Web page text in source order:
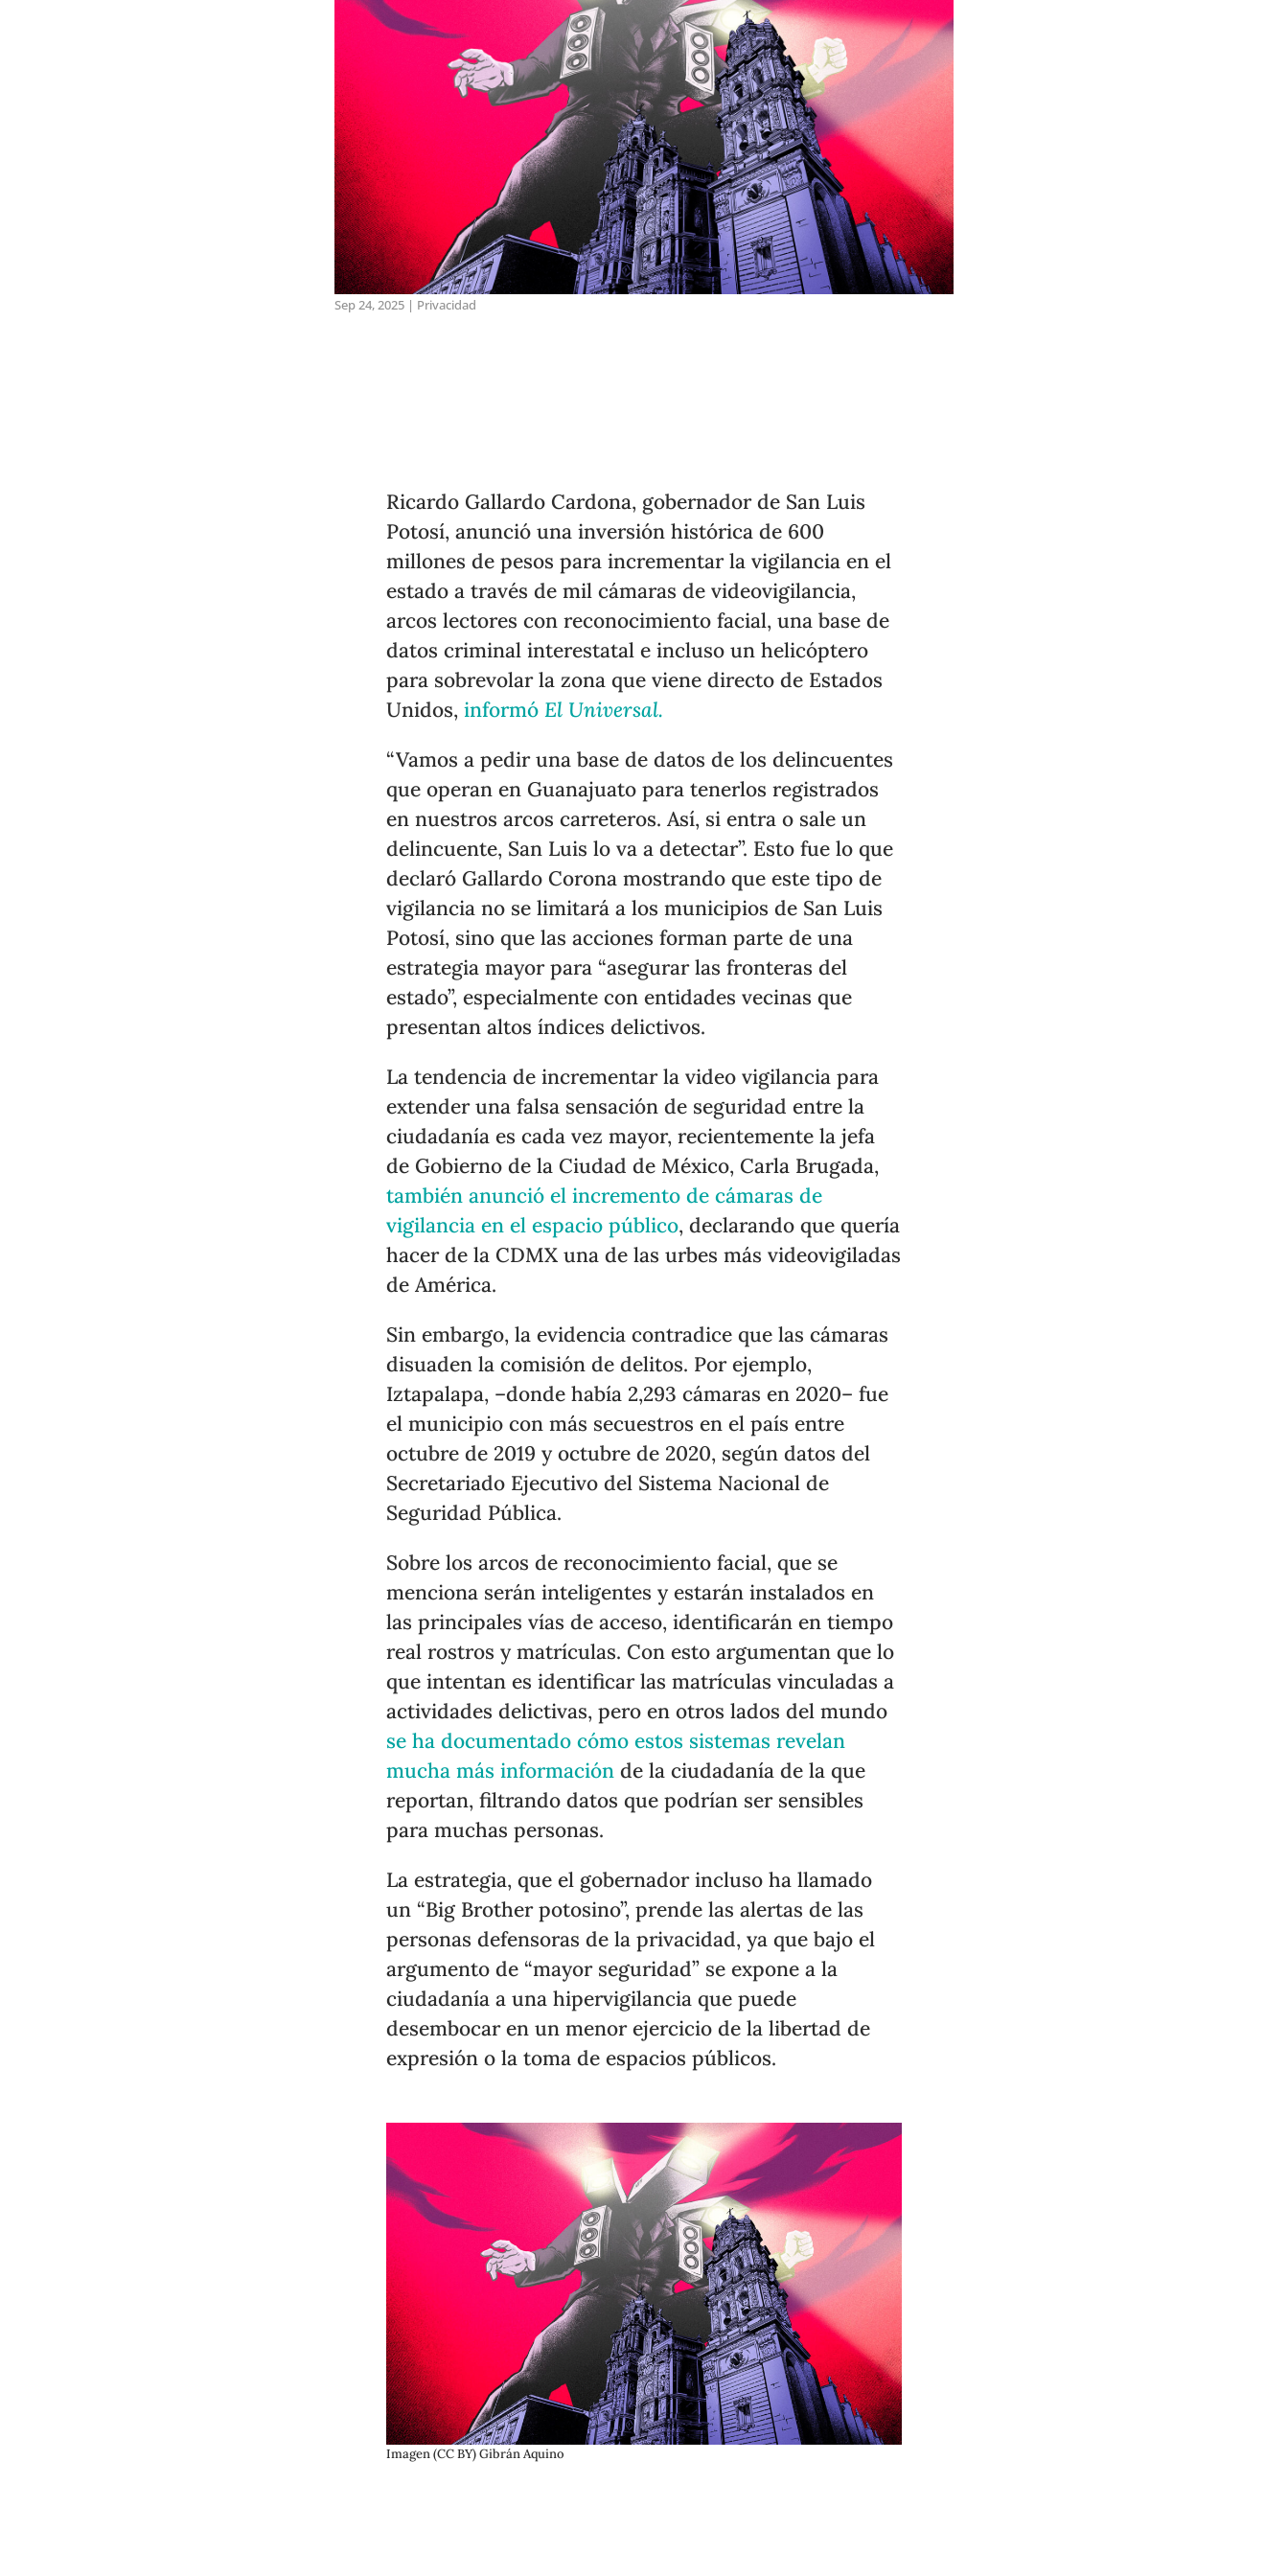
Sep 24, 2025 | Privacidad
Ricardo Gallardo Cardona, gobernador de San Luis
Potosí, anunció una inversión histórica de 600
millones de pesos para incrementar la vigilancia en el
estado a través de mil cámaras de videovigilancia,
arcos lectores con reconocimiento facial, una base de
datos criminal interestatal e incluso un helicóptero
para sobrevolar la zona que viene directo de Estados
Unidos,informóEl Universal.
“Vamos a pedir una base de datos de los delincuentes
que operan en Guanajuato para tenerlos registrados
en nuestros arcos carreteros. Así, si entra o sale un
delincuente, San Luis lo va a detectar”. Esto fue lo que
declaró Gallardo Corona mostrando que este tipo de
vigilancia no se limitará a los municipios de San Luis
Potosí, sino que las acciones forman parte de una
estrategia mayor para “asegurar las fronteras del
estado”, especialmente con entidades vecinas que
presentan altos índices delictivos.
La tendencia de incrementar la video vigilancia para
extender una falsa sensación de seguridad entre la
ciudadanía es cada vez mayor, recientemente la jefa
de Gobierno de la Ciudad de México, Carla Brugada,
también anunció el incremento de cámaras de
vigilancia en el espacio público, declarando que quería
hacer de la CDMX una de las urbes más videovigiladas
de América.
Sin embargo, la evidencia contradice que las cámaras
disuaden la comisión de delitos. Por ejemplo,
Iztapalapa, –donde había 2,293 cámaras en 2020– fue
el municipio con más secuestros en el país entre
octubre de 2019 y octubre de 2020, según datos del
Secretariado Ejecutivo del Sistema Nacional de
Seguridad Pública.
Sobre los arcos de reconocimiento facial, que se
menciona serán inteligentes y estarán instalados en
las principales vías de acceso, identificarán en tiempo
real rostros y matrículas. Con esto argumentan que lo
que intentan es identificar las matrículas vinculadas a
actividades delictivas, pero en otros lados del mundo
se ha documentado cómo estos sistemas revelan
mucha más información de la ciudadanía de la que
reportan, filtrando datos que podrían ser sensibles
para muchas personas.
La estrategia, que el gobernador incluso ha llamado
un “Big Brother potosino”, prende las alertas de las
personas defensoras de la privacidad, ya que bajo el
argumento de “mayor seguridad” se expone a la
ciudadanía a una hipervigilancia que puede
desembocar en un menor ejercicio de la libertad de
expresión o la toma de espacios públicos.
Imagen (CC BY) Gibrán Aquino